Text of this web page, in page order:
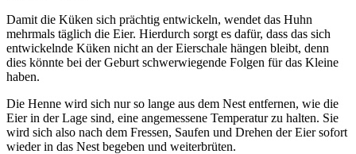
Damit die Küken sich prächtig entwickeln, wendet das Huhn
mehrmals täglich die Eier. Hierdurch sorgt es dafür, dass das sich
entwickelnde Küken nicht an der Eierschale hängen bleibt, denn
dies könnte bei der Geburt schwerwiegende Folgen für das Kleine
haben.
Die Henne wird sich nur so lange aus dem Nest entfernen, wie die
Eier in der Lage sind, eine angemessene Temperatur zu halten. Sie
wird sich also nach dem Fressen, Saufen und Drehen der Eier sofort
wieder in das Nest begeben und weiterbrüten.